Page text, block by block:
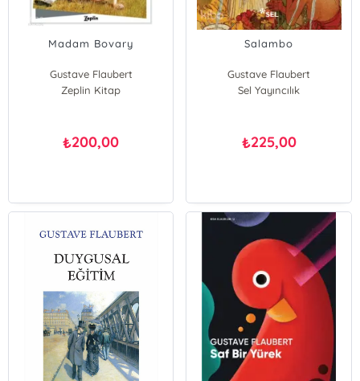
Madam Bovary
Gustave Flaubert
Zeplin Kitap
₺200,00
Salambo
Gustave Flaubert
Sel Yayıncılık
₺225,00